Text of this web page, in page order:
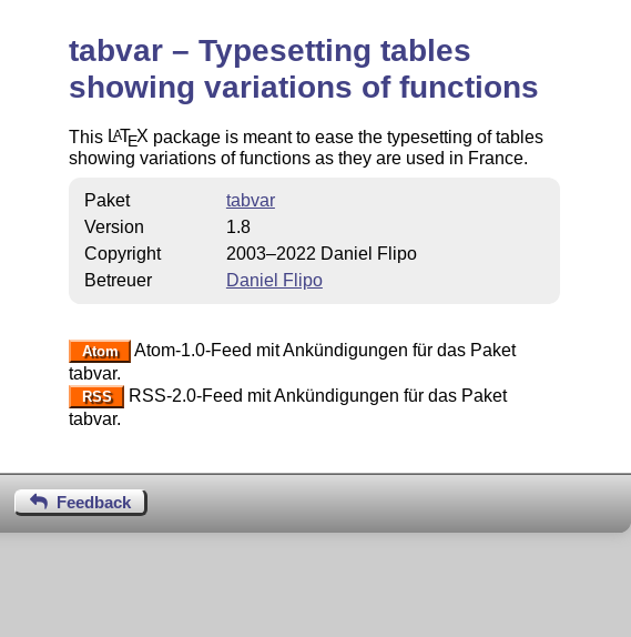
tabvar – Typesetting tables
showing variations of functions
This LATEX package is meant to ease the typesetting of tables
showing variations of functions as they are used in France.
Paket
tabvar
Version
1.8
Copyright
2003–2022 Daniel Flipo
Betreuer
Daniel Flipo
Atom
Atom-1.0-Feed mit Ankündigungen für das Paket
tabvar.
RSS
RSS-2.0-Feed mit Ankündigungen für das Paket
tabvar.
Feedback